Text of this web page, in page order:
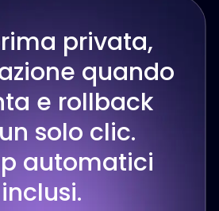
privata,
quando
e rollback
solo clic.
automatici
inclusi.